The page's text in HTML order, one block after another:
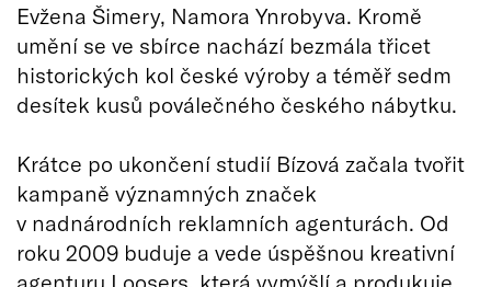
Evžena Šimery, Namora Ynrobyva. Kromě
umění se ve sbírce nachází bezmála třicet
historických kol české výroby a téměř sedm
desítek kusů poválečného českého nábytku.
Krátce po ukončení studií Bízová začala tvořit
kampaně významných značek
v nadnárodních reklamních agenturách. Od
roku 2009 buduje a vede úspěšnou kreativní
agenturu Loosers, která vymýšlí a produkuje